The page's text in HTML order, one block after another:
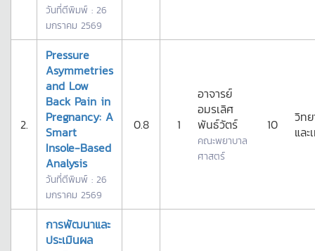
วันที่ตีพิมพ์ : 26
มกราคม 2569
2.
Pressure
Asymmetries
and Low
Back Pain in
Pregnancy: A
Smart
Insole-Based
Analysis
วันที่ตีพิมพ์ : 26
มกราคม 2569
0.8 1
อาจารย์
อมรเลิศ
พันธ์วัตร์
คณะพยาบาล
ศาสตร์
10
วิท
และ
การพัฒนาและ
ประเมินผล